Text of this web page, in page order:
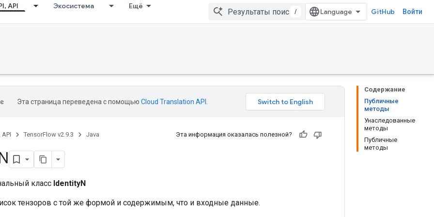
API Экосистема Ещё
/ GitHub Войти
Содержание
Публичные
методы
Унаследованные
методы
Публичные
методы
Эта страница переведена с помощью Cloud Translation API
API TensorFlow v2.9.3 Java Эта информация оказалась полезной?
класс IdentityN
тензоров с той же формой и содержимым, что и входные данные.